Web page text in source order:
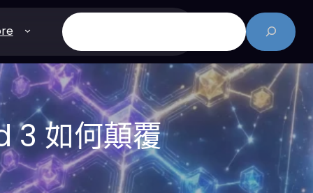
搜
尋
3 如何顛覆